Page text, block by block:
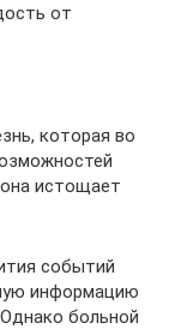
от
которая во
истощает
событий
информацию
больной